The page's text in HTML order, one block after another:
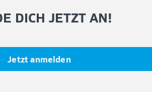
DICH JETZT AN!
Jetzt anmelden